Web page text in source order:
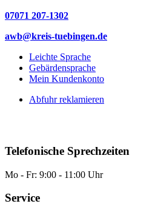
07071 207-1302
awb@kreis-tuebingen.de
Leichte Sprache
Gebärdensprache
Mein Kundenkonto
Abfuhr reklamieren
Telefonische Sprechzeiten
Mo - Fr: 9:00 - 11:00 Uhr
Service